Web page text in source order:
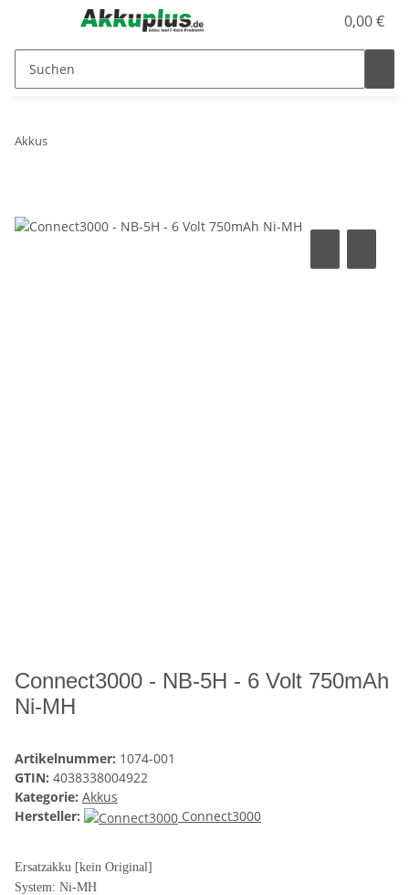
0,00 €
Akkus
Connect3000 - NB-5H - 6 Volt 750mAh
Ni-MH
Artikelnummer: 1074-001
GTIN: 4038338004922
Kategorie: Akkus
Hersteller:
Connect3000
Ersatzakku [kein Original]
System: Ni-MH